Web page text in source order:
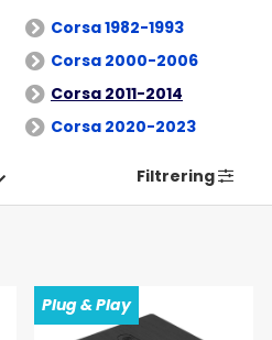
Corsa 1982-1993
Corsa 2000-2006
Corsa 2011-2014
Corsa 2020-2023
Filtrering
Plug & Play